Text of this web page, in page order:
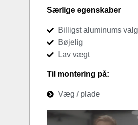
Særlige egenskaber
Billigst aluminums valg
Bøjelig
Lav vægt
Til montering på:
Væg / plade